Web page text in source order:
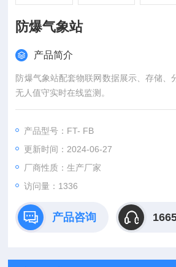
防爆气象站
产品简介
防爆气象站配套物联网数据展示、存储、
无人值守实时在线监测。
产品型号：FT- FB
更新时间：2024-06-27
厂商性质：生产厂家
访问量：1336
产品咨询